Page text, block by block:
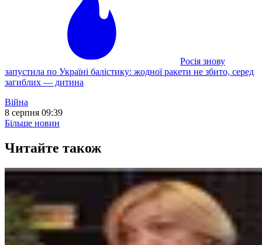
Росія знову
запустила по Україні балістику: жодної ракети не збито, серед
загиблих — дитина
Війна
8 серпня 09:39
Більше новин
Читайте також